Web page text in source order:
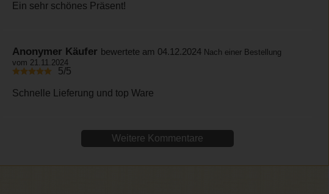
Ein sehr schönes Präsent!
Anonymer Käufer bewertete am 04.12.2024 Nach einer Bestellung
vom 21.11.2024
5/5
Schnelle Lieferung und top Ware
Weitere Kommentare